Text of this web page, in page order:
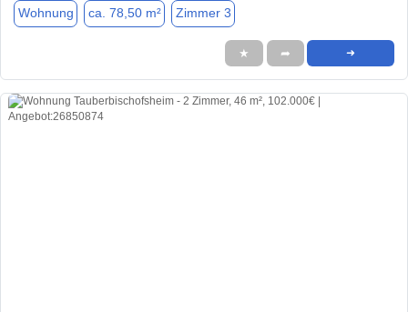
Wohnung ca. 78,50 m² Zimmer 3
★ ➦ ➜